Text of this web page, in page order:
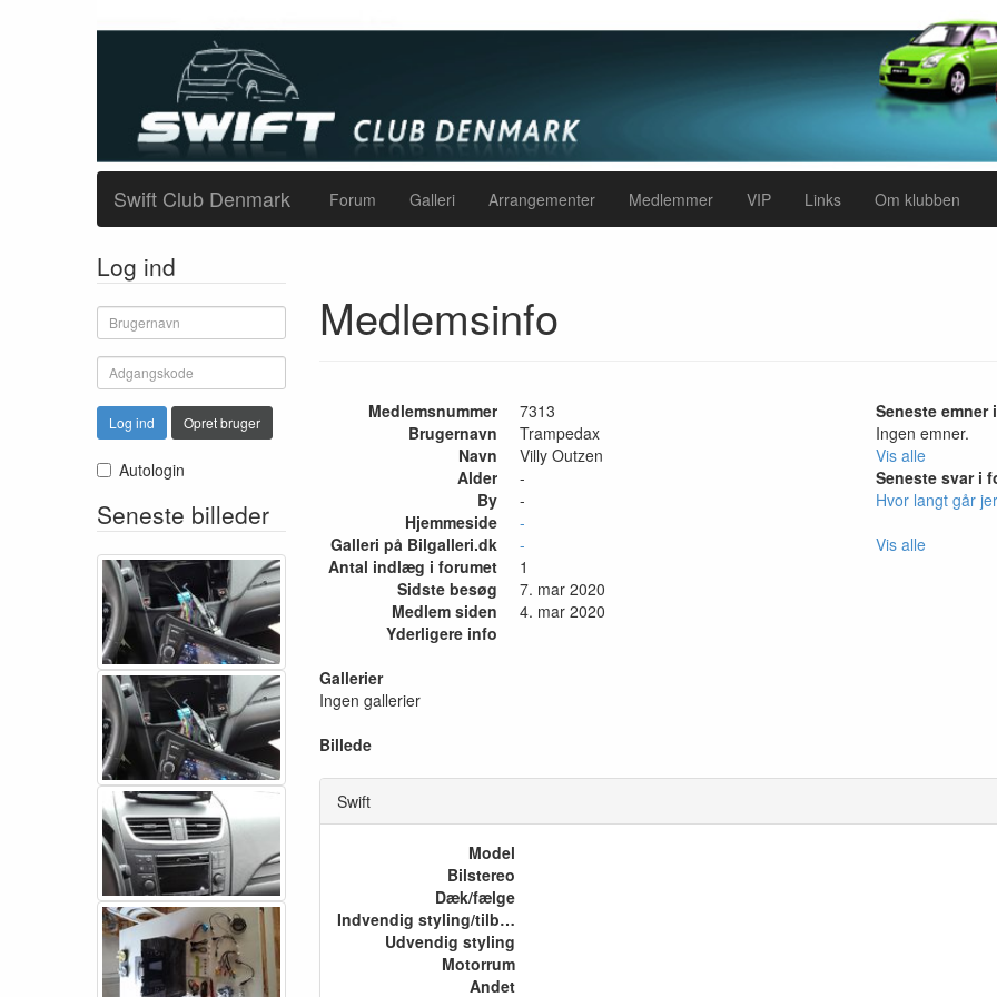
Swift Club Denmark Forum Galleri Arrangementer Medlemmer VIP Links Om klubben
Medlemsinfo
Medlemsnummer
7313
Brugernavn
Trampedax
Navn
Villy Outzen
Alder
-
By
-
Hjemmeside
-
Galleri på Bilgalleri.dk
-
Antal indlæg i forumet
1
Sidste besøg
7. mar 2020
Medlem siden
4. mar 2020
Yderligere info
Gallerier
Ingen gallerier
Billede
Seneste emner
Ingen emner.
Vis alle
Seneste svar i
Hvor langt går
Vis alle
Swift
Model
Bilstereo
Dæk/fælge
Indvendig styling/tilbehør
Udvendig styling
Motorrum
Andet
Log ind
Log ind Opret bruger
Autologin
Seneste billeder